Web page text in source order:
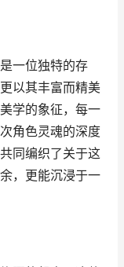
一位独特的存
以其丰富而精美
学的象征，每一
角色灵魂的深度
同编织了关于这
，更能沉浸于一